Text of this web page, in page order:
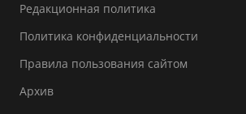
Редакционная политика
Политика конфиденциальности
Правила пользования сайтом
Архив